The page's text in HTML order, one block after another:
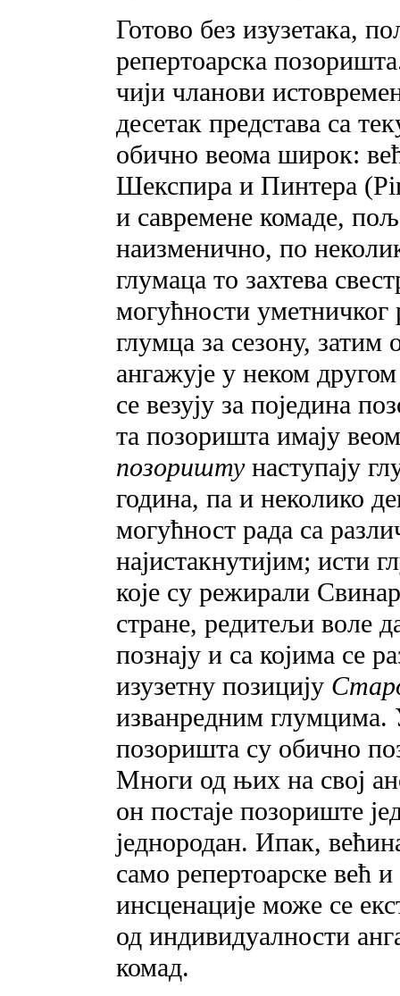
Готово без изузетака,
репертоарска
чији чланови
десетак представа са
обично веома широк:
Шекспира и Пинтера
и савремене комаде,
наизменично, по
глумаца то захтева
могућности уметничког
глумца за сезону,
ангажује у неком
се везују за поједина
та позоришта имају
позориштунаступају
година, па и неколико
могућност рада са
најистакнутијим; исти
које су режирали
стране, редитељи воле
познају и са којима се
изузетну позицију
изванредним
позоришта су обично
Многи од њих на свој
он постаје позориште
једнородан. Ипак,
само репертоарске већ
инсценације може се
од индивидуалности
комад.